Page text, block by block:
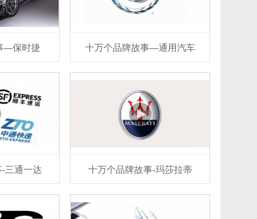
—保时捷 十万个品牌故事—通用汽车
三通一达 十万个品牌故事-玛莎拉蒂